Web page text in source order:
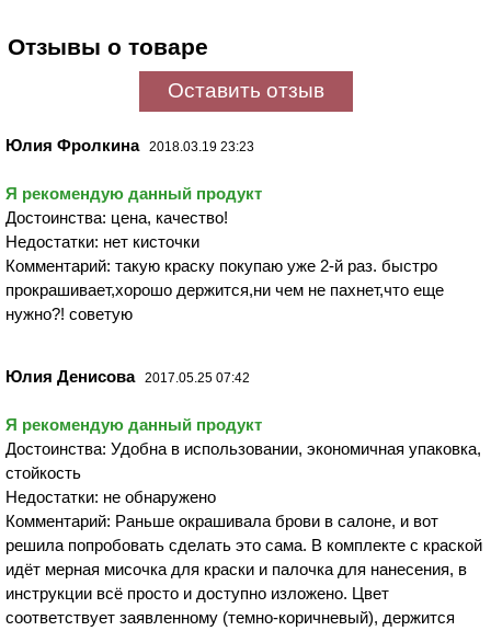
Отзывы о товаре
Оставить отзыв
Юлия Фролкина 2018.03.19 23:23
Я рекомендую данный продукт
Достоинства: цена, качество!
Недостатки: нет кисточки
Комментарий: такую краску покупаю уже 2-й раз. быстро
прокрашивает,хорошо держится,ни чем не пахнет,что еще
нужно?! советую
Юлия Денисова 2017.05.25 07:42
Я рекомендую данный продукт
Достоинства: Удобна в использовании, экономичная упаковка,
стойкость
Недостатки: не обнаружено
Комментарий: Раньше окрашивала брови в салоне, и вот
решила попробовать сделать это сама. В комплекте с краской
идёт мерная мисочка для краски и палочка для нанесения, в
инструкции всё просто и доступно изложено. Цвет
соответствует заявленному (темно-коричневый), держится